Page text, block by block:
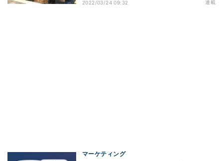
2022/03/24 09:32 連載
マーケティング